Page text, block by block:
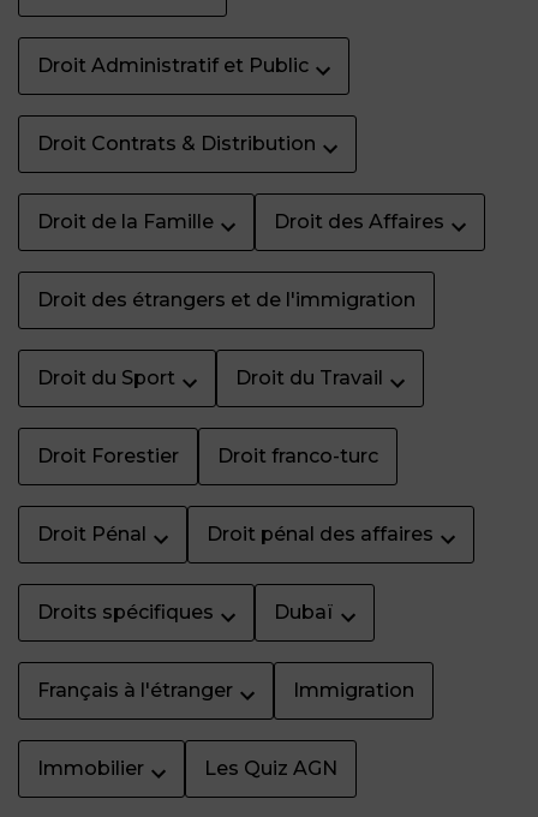
Droit Administratif et Public
Droit Contrats & Distribution
Droit de la Famille Droit des Affaires
Droit des étrangers et de l'immigration
Droit du Sport Droit du Travail
Droit Forestier Droit franco-turc
Droit Pénal Droit pénal des affaires
Droits spécifiques Dubaï
Français à l'étranger Immigration
Immobilier Les Quiz AGN